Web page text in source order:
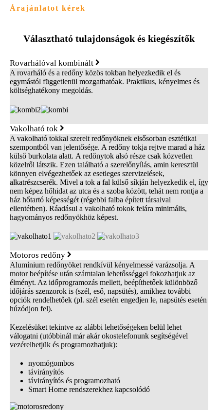
Árajánlatot kérek
Választható tulajdonságok és kiegészítők
Rovarhálóval kombinált
A rovarháló és a redőny közös tokban helyezkedik el és
egymástól függetlenül mozgathatóak. Praktikus, kényelmes és
költséghatékony megoldás.
Vakolható tok
A vakolható tokkal szerelt redőnyöknek elsősorban esztétikai
szempontból van jelentősége. A redőny tokja rejtve marad a ház
külső burkolata alatt. A redőnytok alsó része csak közvetlen
közelről látszik. Ezen található a szerelőnyílás, amin keresztül
könnyen elvégezhetőek az esetleges szervizelések,
alkatrészcserék. Mivel a tok a fal külső síkján helyezkedik el, így
nem képez hőhidat az utca és a szoba között, tehát nem rontja a
ház hőtartó képességét (régebbi falba épített társaival
ellentétben). Ráadásul a vakolható tokok felára minimális,
hagyományos redőnyökhöz képest.
Motoros redőny
Alumínium redőnyöket rendkívül kényelmessé varázsolja. A
motor beépítése után számtalan lehetősséggel fokozhatjuk az
élményt. Az időprogramozás mellett, beépíthetőek különböző
időjárás szenzorok is (szél, eső, napsütés), amikhez további
opciók rendelhetőek (pl. szél esetén engedjen le, napsütés esetén
húzódjon fel).
Kezelésüket tekintve az alábbi lehetőségeken belül lehet
válogatni (utóbbinál már akár okostelefonunk segítségével
vezérelhetjük és programozhatjuk):
nyomógombos
távirányítós
távirányítós és programozható
Smart Home rendszerekhez kapcsolódó